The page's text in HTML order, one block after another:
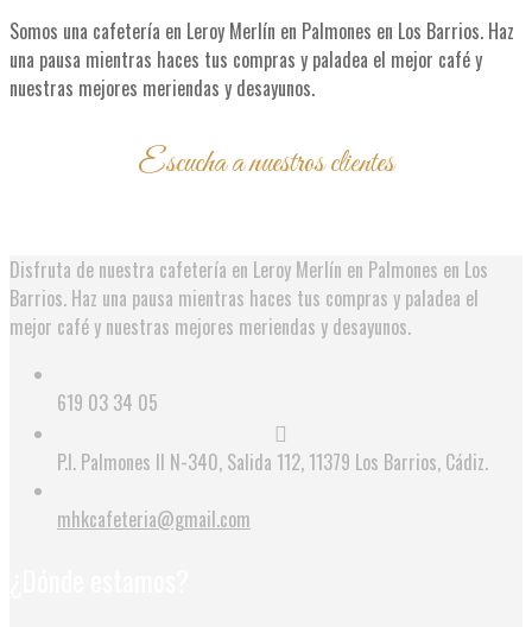
Somos una cafetería en Leroy Merlín en Palmones en Los Barrios. Haz
una pausa mientras haces tus compras y paladea el mejor café y
nuestras mejores meriendas y desayunos.
Escucha a nuestros clientes
Disfruta de nuestra cafetería en Leroy Merlín en Palmones en Los
Barrios. Haz una pausa mientras haces tus compras y paladea el
mejor café y nuestras mejores meriendas y desayunos.
619 03 34 05
P.I. Palmones II N-340, Salida 112, 11379 Los Barrios, Cádiz.
mhkcafeteria@gmail.com